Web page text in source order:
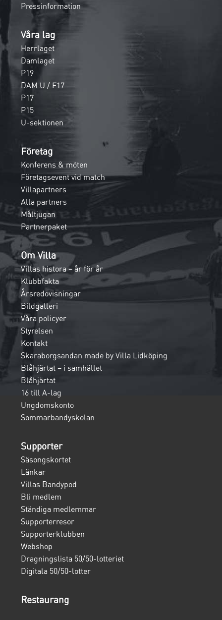
Pressinformation
Våra lag
Herrlaget
Damlaget
P19
DAM U / F17
P17
P15
U-sektionen
Företag
Konferens & möten
Företagsevent vid match
Villapartners
Alla partners
Måltjugan
Partnerpaket
Om Villa
Villas histora – år för år
Klubbfakta
Årsredovisningar
Bildgalleri
Våra policyer
Styrelsen
Kontakt
Skaraborgsandan made by Villa Lidköping
Blåhjärtat – i samhället
Blåhjärtat
16 till A-lag
Ungdomskonto
Sommarbandyskolan
Supporter
Säsongskortet
Länkar
Villas Bandypod
Bli medlem
Ständiga medlemmar
Supporterresor
Supporterklubben
Webshop
Dragningslista 50/50-lotteriet
Digitala 50/50-lotter
Restaurang